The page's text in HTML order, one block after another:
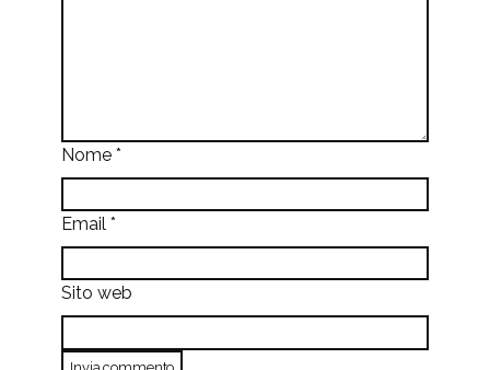
Nome *
Email *
Sito web